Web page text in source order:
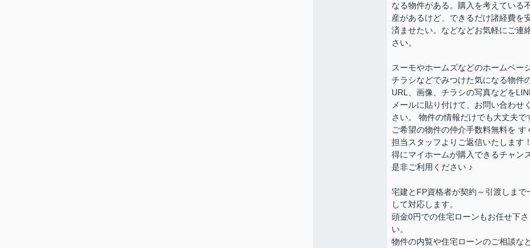
なる物件がある。購入を考えている
産があるけど、できるだけ諸経費を
済ませたい。などなどお気軽にご連
さい。
スーモやホームズなどのホームペー
チラシなどでみつけた気になる物件
URL、画像、チラシの写真などを
メールに貼り付けて、お問い合わせ
さい。 物件の情報だけでも大丈夫で
ご希望の物件の仲介手数料無料を す
担当スタッフよりご返信いたします
得にマイホームが購入できるチャン
是非ご利用ください ♪
宅建とFP資格者が契約～引渡しまで
して対応します。
頭金0円での住宅ローンもお任せ下さ
い。
物件の内覧や住宅ローンのご相談な